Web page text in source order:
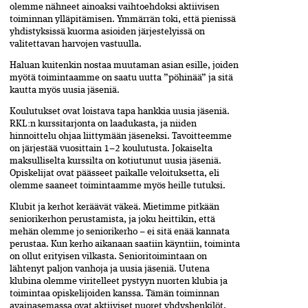
olemme nähneet ainoaksi vaihtoehdoksi aktiivisen
toiminnan ylläpitämisen. Ymmärrän toki, että pienissä
yhdistyksissä kuorma asioiden järjestelyissä on
valitettavan harvojen vastuulla.
Haluan kuitenkin nostaa muutaman asian esille, joiden
myötä toimintaamme on saatu uutta ”pöhinää” ja sitä
kautta myös uusia jäseniä.
Koulutukset ovat loistava tapa hankkia uusia jäseniä.
RKL:n kurssitarjonta on laadukasta, ja niiden
hinnoittelu ohjaa liittymään jäseneksi. Tavoitteemme
on järjestää vuosittain 1–2 koulutusta. Jokaiselta
maksulliselta kurssilta on kotiutunut uusia jäseniä.
Opiskelijat ovat päässeet paikalle veloituksetta, eli
olemme saaneet toimintaamme myös heille tutuksi.
Klubit ja kerhot keräävät väkeä. Mietimme pitkään
seniorikerhon perustamista, ja joku heittikin, että
mehän olemme jo seniorikerho – ei sitä enää kannata
perustaa. Kun kerho aikanaan saatiin käyntiin, toiminta
on ollut erityisen vilkasta. Senioritoimintaan on
lähtenyt paljon vanhoja ja uusia jäseniä. Uutena
klubina olemme viritelleet pystyyn nuorten klubia ja
toimintaa opiskelijoiden kanssa. Tämän toiminnan
avainasemassa ovat aktiiviset nuoret yhdyshenkilöt.